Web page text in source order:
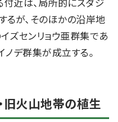
るが、そのほかの沿岸地
ズセンリョウ亜群集であ
デ群集が成立する。
旧火山地帯の植生